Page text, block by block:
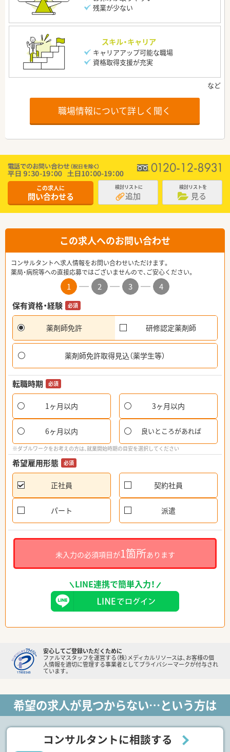
残業が少ない
スキル・キャリア
キャリアアップ可能な職場
資格取得支援が充実
職場情報について詳しく聞く
この求人に
問い合わせる
検討リストに
追加
検討リストを
見る
この求人へのお問い合わせ
コンサルタントへ求人情報をお問い合わせいただけます。
薬局・病院等への直接応募ではございませんので、ご安心ください。
1 2 3
4
保有資格・経験
必須
薬剤師免許 研修認定薬剤師
薬剤師免許取得見込（薬学生等）
転職時期 必須
1ヶ月以内 3ヶ月以内
6ヶ月以内 良いところがあれば
※ダブルワークをお考えの方は、就業開始時期の目安を選択してください
希望雇用形態 必須
正社員 契約社員
パート 派遣
未入力の必須項目が1箇所あります
LINE連携で簡単入力！
安心してご登録いただくために
ファルマスタッフを運営する（株）メディカルリソースは、お客様の個
人情報を適切に管理する事業者としてプライバシーマークが付与され
ています。
希望の求人が見つからない…という方は
コンサルタントに相談する